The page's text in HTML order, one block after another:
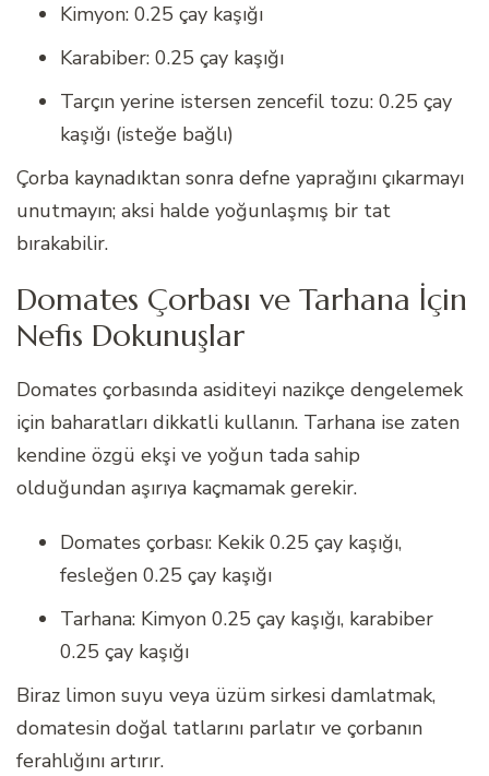
Kimyon: 0.25 çay kaşığı
Karabiber: 0.25 çay kaşığı
Tarçın yerine istersen zencefil tozu: 0.25 çay
kaşığı (isteğe bağlı)
Çorba kaynadıktan sonra defne yaprağını çıkarmayı
unutmayın; aksi halde yoğunlaşmış bir tat
bırakabilir.
Domates Çorbası ve Tarhana İçin
Nefis Dokunuşlar
Domates çorbasında asiditeyi nazikçe dengelemek
için baharatları dikkatli kullanın. Tarhana ise zaten
kendine özgü ekşi ve yoğun tada sahip
olduğundan aşırıya kaçmamak gerekir.
Domates çorbası: Kekik 0.25 çay kaşığı,
fesleğen 0.25 çay kaşığı
Tarhana: Kimyon 0.25 çay kaşığı, karabiber
0.25 çay kaşığı
Biraz limon suyu veya üzüm sirkesi damlatmak,
domatesin doğal tatlarını parlatır ve çorbanın
ferahlığını artırır.